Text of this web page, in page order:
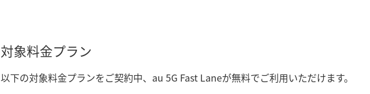
対象料金プラン
以下の対象料金プランをご契約中、au 5G Fast Laneが無料でご利用いただけます。